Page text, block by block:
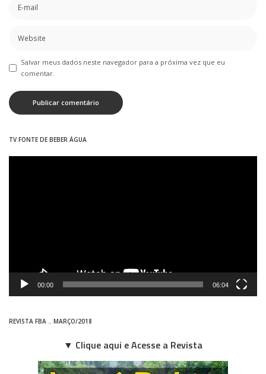
Salvar meus dados neste navegador para a próxima vez que eu
comentar.
TV FONTE DE BEBER ÁGUA
00:00 06:04
REVISTA FBA .. MARÇO/2018
▼ Clique aqui e Acesse a Revista